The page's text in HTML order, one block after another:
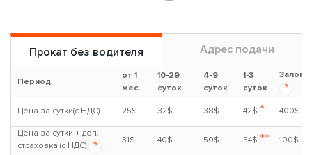
Прокат без водителя Адрес подачи
Период
от 1
мес.
10-29
суток
4-9
суток
1-3
суток
Залог
?
Цена за сутки(с НДС) 25$ 32$ 38$ 42$ * 400$
Цена за сутки + доп.
страховка (с НДС)
?
31$ 40$ 50$ 54$ ** 100$